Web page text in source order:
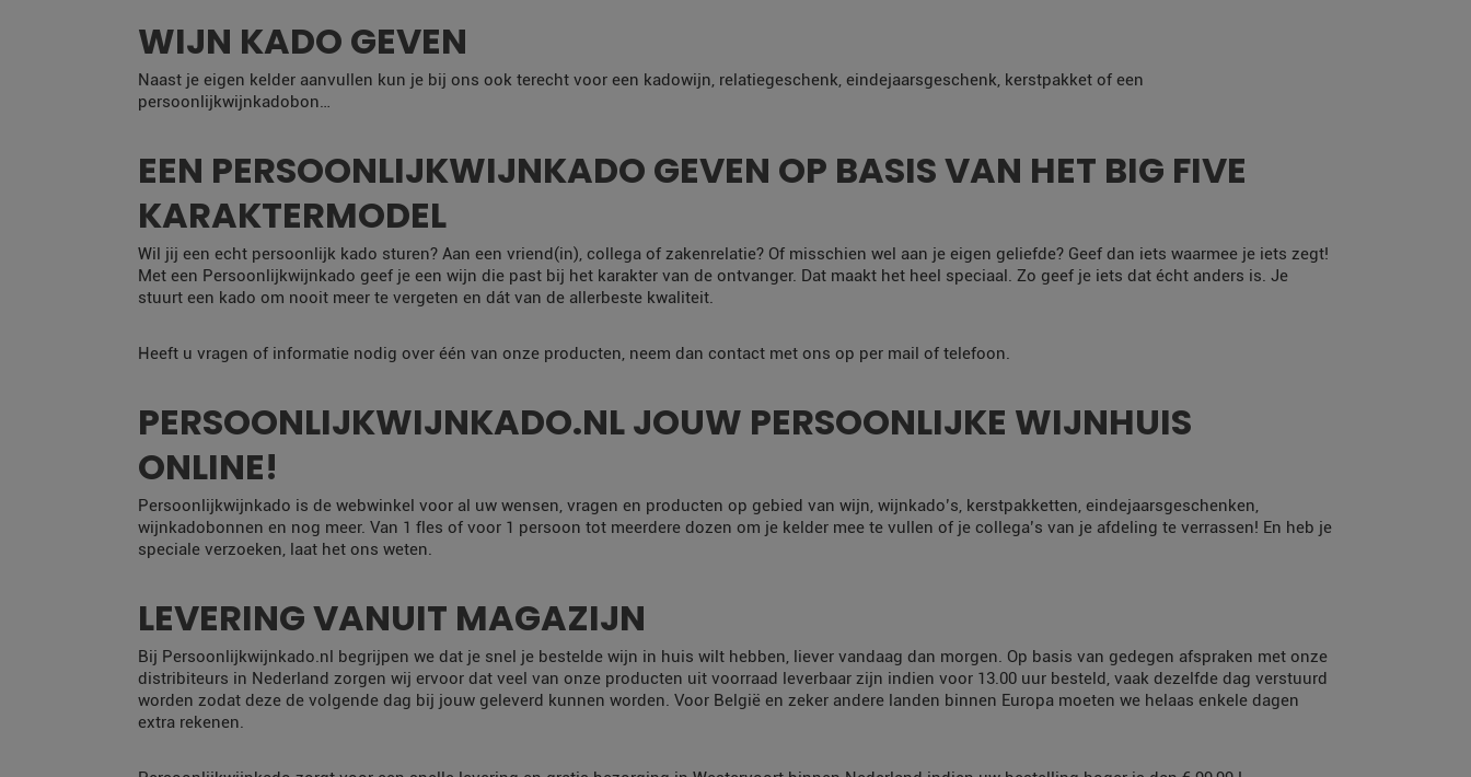
WIJN KADO GEVEN
Naast je eigen kelder aanvullen kun je bij ons ook terecht voor een kadowijn, relatiegeschenk, eindejaarsgeschenk, kerstpakket of een
persoonlijkwijnkadobon…
EEN PERSOONLIJKWIJNKADO GEVEN OP BASIS VAN HET BIG FIVE
KARAKTERMODEL
Wil jij een echt persoonlijk kado sturen? Aan een vriend(in), collega of zakenrelatie? Of misschien wel aan je eigen geliefde? Geef dan iets waarmee je iets zegt!
Met een Persoonlijkwijnkado geef je een wijn die past bij het karakter van de ontvanger. Dat maakt het heel speciaal. Zo geef je iets dat écht anders is. Je
stuurt een kado om nooit meer te vergeten en dát van de allerbeste kwaliteit.
Heeft u vragen of informatie nodig over één van onze producten, neem dan contact met ons op per mail of telefoon.
PERSOONLIJKWIJNKADO.NL JOUW PERSOONLIJKE WIJNHUIS
ONLINE!
Persoonlijkwijnkado is de webwinkel voor al uw wensen, vragen en producten op gebied van wijn, wijnkado’s, kerstpakketten, eindejaarsgeschenken,
wijnkadobonnen en nog meer. Van 1 fles of voor 1 persoon tot meerdere dozen om je kelder mee te vullen of je collega’s van je afdeling te verrassen! En heb je
speciale verzoeken, laat het ons weten.
LEVERING VANUIT MAGAZIJN
Bij Persoonlijkwijnkado.nl begrijpen we dat je snel je bestelde wijn in huis wilt hebben, liever vandaag dan morgen. Op basis van gedegen afspraken met onze
distribiteurs in Nederland zorgen wij ervoor dat veel van onze producten uit voorraad leverbaar zijn indien voor 13.00 uur besteld, vaak dezelfde dag verstuurd
worden zodat deze de volgende dag bij jouw geleverd kunnen worden. Voor België en zeker andere landen binnen Europa moeten we helaas enkele dagen
extra rekenen.